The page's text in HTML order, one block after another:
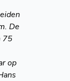
De
75
op